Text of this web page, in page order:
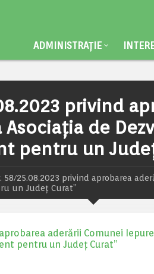
ADMINISTRAȚIE
privind
de
pentru un
58/25.08.2023 privind aprobarea
un Judeţ Curat”
aprobarea aderării Comunei
pentru un Judeţ Curat”